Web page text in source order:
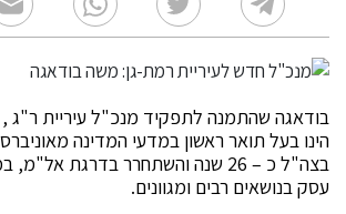
הינו בעל תואר ראשון במדעי המדינה
בצה"ל כ – 26 שנה והשתחרר בדרגת
עסק בנושאים רבים ומגוונים.